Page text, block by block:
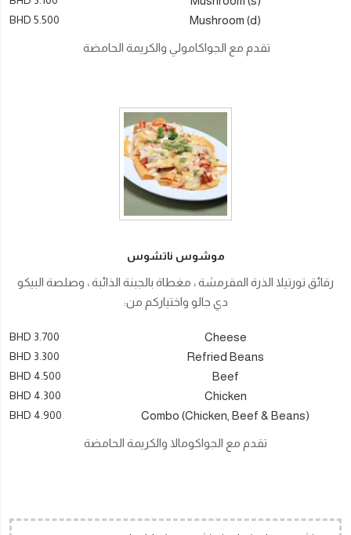
Mushroom (d)
BHD 5.500
تقدم مع الجواكامولي والكريمة الحامضة
موشوس ناتشوس
رقائق تورتيلا الذرة المقرمشة ، مغطاة بالجبنة الذائبة ، وصلصة البيكو
دي جالو واختياركم من:
Cheese
BHD 3.700
Refried Beans
BHD 3.300
Beef
BHD 4.500
Chicken
BHD 4.300
Combo (Chicken, Beef & Beans)
BHD 4.900
تقدم مع الجواكومالا والكريمة الحامضة